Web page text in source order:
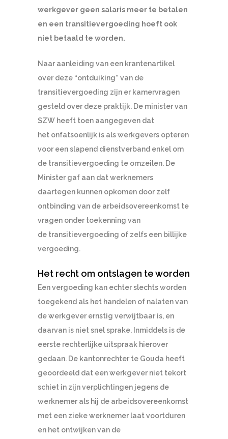
werkgever geen salaris meer te betalen
en een transitievergoeding hoeft ook
niet betaald te worden.
Naar aanleiding van een krantenartikel
over deze “ontduiking” van de
transitievergoeding zijn er kamervragen
gesteld over deze praktijk. De minister van
SZW heeft toen aangegeven dat
het onfatsoenlijk is als werkgevers opteren
voor een slapend dienstverband enkel om
de transitievergoeding te omzeilen. De
Minister gaf aan dat werknemers
daartegen kunnen opkomen door zelf
ontbinding van de arbeidsovereenkomst te
vragen onder toekenning van
de transitievergoeding of zelfs een billijke
vergoeding.
Het recht om ontslagen te worden
Een vergoeding kan echter slechts worden
toegekend als het handelen of nalaten van
de werkgever ernstig verwijtbaar is, en
daarvan is niet snel sprake. Inmiddels is de
eerste rechterlijke uitspraak hierover
gedaan. De kantonrechter te Gouda heeft
geoordeeld dat een werkgever niet tekort
schiet in zijn verplichtingen jegens de
werknemer als hij de arbeidsovereenkomst
met een zieke werknemer laat voortduren
en het ontwijken van de